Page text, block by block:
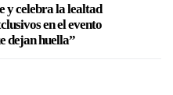
y celebra la lealtad
en el evento
dejan huella”